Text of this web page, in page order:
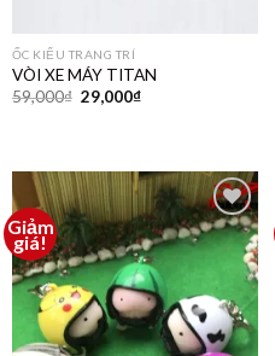
ỐC KIỂU TRANG TRÍ
VÒI XE MÁY TITAN
59,000₫ 29,000₫
Giảm
giá!
Thêm
vào
thích